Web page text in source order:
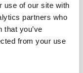
use of our site with
partners who
that you’ve
from your use